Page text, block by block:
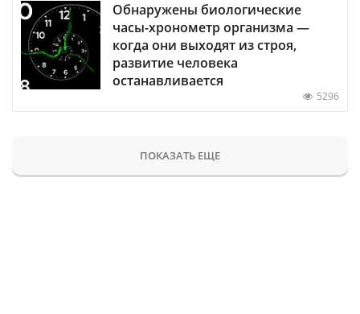
Обнаружены биологические
часы-хронометр организма —
когда они выходят из строя,
развитие человека
останавливается
5296
ПОКАЗАТЬ ЕЩЕ